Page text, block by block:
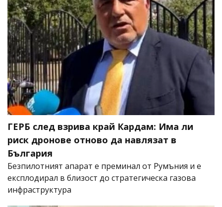
ГЕРБ след взрива край Кардам: Има ли
риск дронове отново да навлязат в
България
Безпилотният апарат е преминал от Румъния и е
експлодирал в близост до стратегическа газова
инфраструктура